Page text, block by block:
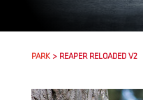
PARK> REAPER RELOADED V2